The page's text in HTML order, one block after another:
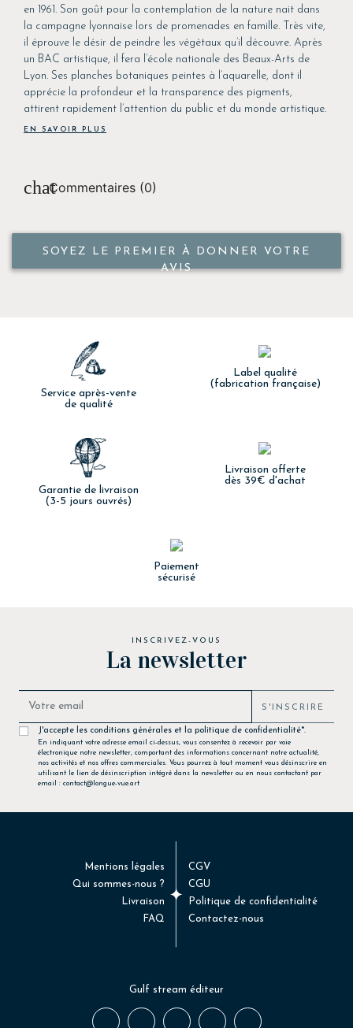
en 1961. Son goût pour la contemplation de la nature nait dans
la campagne lyonnaise lors de promenades en famille. Très vite,
il éprouve le désir de peindre les végétaux qu’il découvre. Après
un BAC artistique, il fera l’école nationale des Beaux-Arts de
Lyon. Ses planches botaniques peintes à l’aquarelle, dont il
apprécie la profondeur et la transparence des pigments,
attirent rapidement l’attention du public et du monde artistique.
EN SAVOIR PLUS
Commentaires (0)
SOYEZ LE PREMIER À DONNER VOTRE
AVIS
Service après-vente
de qualité
Label qualité
(fabrication française)
Garantie de livraison
(3-5 jours ouvrés)
Livraison offerte
dès 39€ d'achat
Paiement
sécurisé
INSCRIVEZ-VOUS
La newsletter
S'INSCRIRE
J'accepte les conditions générales et la politique de confidentialité*.
En indiquant votre adresse email ci-dessus, vous consentez à recevoir par voie
électronique notre newsletter, comportant des informations concernant notre actualité,
nos activités et nos offres commerciales. Vous pourrez à tout moment vous désinscrire en
utilisant le lien de désinscription intégré dans la newsletter ou en nous contactant par
email : contact@longue-vue.art
Mentions légales
Qui sommes-nous ?
Livraison
FAQ
CGV
CGU
Politique de confidentialité
Contactez-nous
Gulf stream éditeur